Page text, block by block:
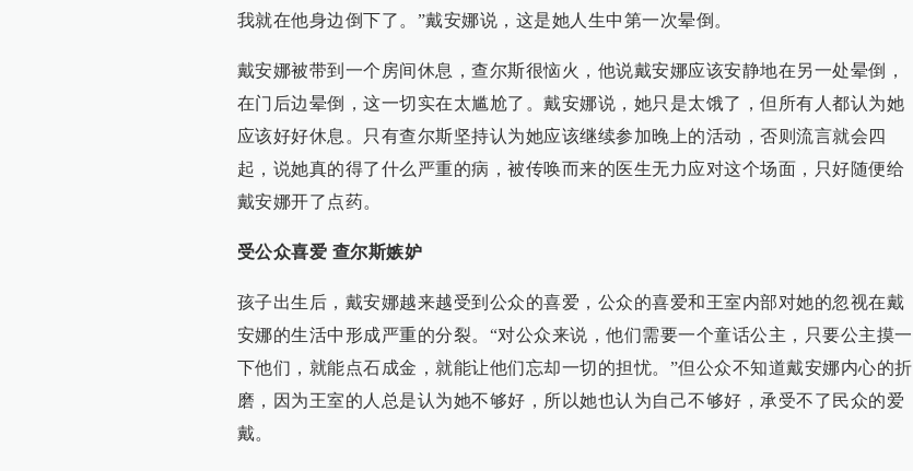
我就在他身边倒下了。”戴安娜说，这是她人生中第一次晕倒。
戴安娜被带到一个房间休息，查尔斯很恼火，他说戴安娜应该安静地在另一处晕倒，
在门后边晕倒，这一切实在太尴尬了。戴安娜说，她只是太饿了，但所有人都认为她
应该好好休息。只有查尔斯坚持认为她应该继续参加晚上的活动，否则流言就会四
起，说她真的得了什么严重的病，被传唤而来的医生无力应对这个场面，只好随便给
戴安娜开了点药。
受公众喜爱 查尔斯嫉妒
孩子出生后，戴安娜越来越受到公众的喜爱，公众的喜爱和王室内部对她的忽视在戴
安娜的生活中形成严重的分裂。“对公众来说，他们需要一个童话公主，只要公主摸一
下他们，就能点石成金，就能让他们忘却一切的担忧。”但公众不知道戴安娜内心的折
磨，因为王室的人总是认为她不够好，所以她也认为自己不够好，承受不了民众的爱
戴。